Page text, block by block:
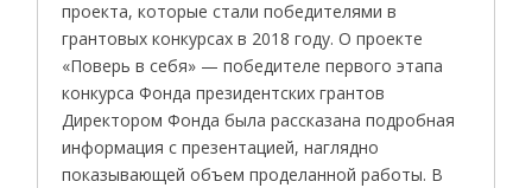
проекта, которые стали победителями в
грантовых конкурсах в 2018 году. О проекте
«Поверь в себя» — победителе первого этапа
конкурса Фонда президентских грантов
Директором Фонда была рассказана подробная
информация с презентацией, наглядно
показывающей объем проделанной работы. В